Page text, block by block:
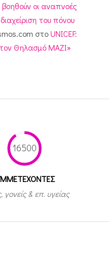
οι αναπνοές
του πόνου
στοUNICEF:
τον Θηλασμό ΜΑΖΙ»
16500
γονείς & επ. υγείας